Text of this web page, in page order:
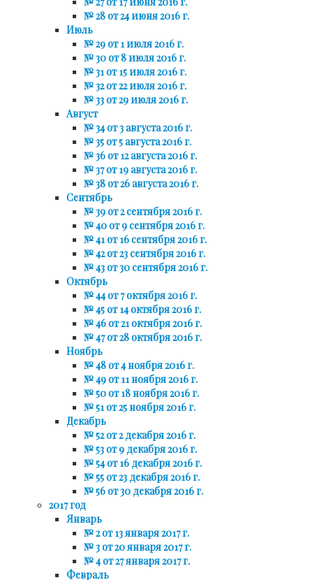
№ 28 от 24 июня 2016 г.
Июль
№ 29 от 1 июля 2016 г.
№ 30 от 8 июля 2016 г.
№ 31 от 15 июля 2016 г.
№ 32 от 22 июля 2016 г.
№ 33 от 29 июля 2016 г.
Август
№ 34 от 3 августа 2016 г.
№ 35 от 5 августа 2016 г.
№ 36 от 12 августа 2016 г.
№ 37 от 19 августа 2016 г.
№ 38 от 26 августа 2016 г.
Сентябрь
№ 39 от 2 сентября 2016 г.
№ 40 от 9 сентября 2016 г.
№ 41 от 16 сентября 2016 г.
№ 42 от 23 сентября 2016 г.
№ 43 от 30 сентября 2016 г.
Октябрь
№ 44 от 7 октября 2016 г.
№ 45 от 14 октября 2016 г.
№ 46 от 21 октября 2016 г.
№ 47 от 28 октября 2016 г.
Ноябрь
№ 48 от 4 ноября 2016 г.
№ 49 от 11 ноября 2016 г.
№ 50 от 18 ноября 2016 г.
№ 51 от 25 ноября 2016 г.
Декабрь
№ 52 от 2 декабря 2016 г.
№ 53 от 9 декабря 2016 г.
№ 54 от 16 декабря 2016 г.
№ 55 от 23 декабря 2016 г.
№ 56 от 30 декабря 2016 г.
2017 год
Январь
№ 2 от 13 января 2017 г.
№ 3 от 20 января 2017 г.
№ 4 от 27 января 2017 г.
Февраль